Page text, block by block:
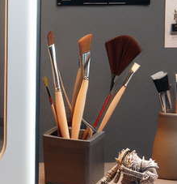
JOIN
Stay updated